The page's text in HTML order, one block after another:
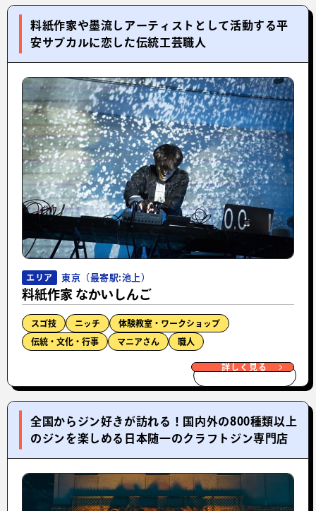
料紙作家や墨流しアーティストとして活動する平
安サブカルに恋した伝統工芸職人
エリア 東京（最寄駅:池上）
料紙作家 なかいしんご
スゴ技 ニッチ 体験教室・ワークショップ
伝統・文化・行事 マニアさん 職人
詳しく見る
全国からジン好きが訪れる！国内外の800種類以上
のジンを楽しめる日本随一のクラフトジン専門店